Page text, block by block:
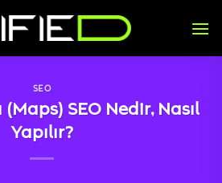
SEO
SEO Nedir, Nasıl
Yapılır?